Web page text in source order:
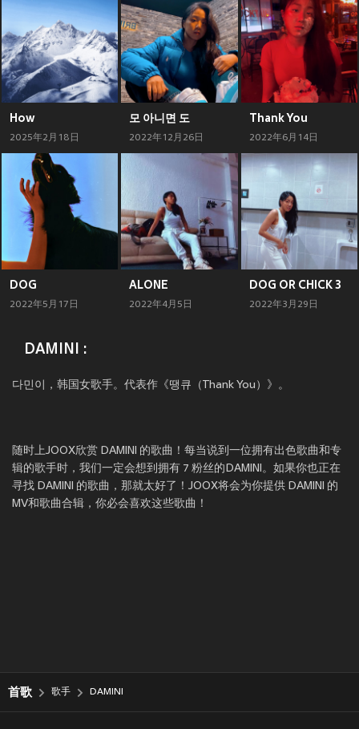
How
2025年2月18日
모 아니면 도
2022年12月26日
Thank You
2022年6月14日
DOG
2022年5月17日
ALONE
2022年4月5日
DOG OR CHICK 3
2022年3月29日
DAMINI :
다민이，韩国女歌手。代表作《땡큐（Thank You）》。
随时上JOOX欣赏 DAMINI 的歌曲！每当说到一位拥有出色歌曲和专
辑的歌手时，我们一定会想到拥有 7 粉丝的DAMINI。如果你也正在
寻找 DAMINI 的歌曲，那就太好了！JOOX将会为你提供 DAMINI 的
MV和歌曲合辑，你必会喜欢这些歌曲！
首歌 歌手 DAMINI